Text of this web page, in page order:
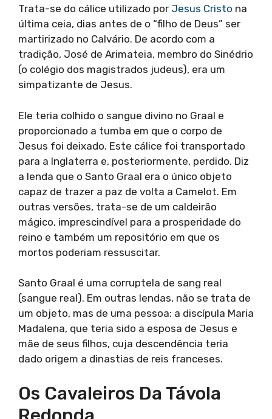
Trata-se do cálice utilizado por Jesus Cristo na
última ceia, dias antes de o “filho de Deus” ser
martirizado no Calvário. De acordo com a
tradição, José de Arimateia, membro do Sinédrio
(o colégio dos magistrados judeus), era um
simpatizante de Jesus.
Ele teria colhido o sangue divino no Graal e
proporcionado a tumba em que o corpo de
Jesus foi deixado. Este cálice foi transportado
para a Inglaterra e, posteriormente, perdido. Diz
a lenda que o Santo Graal era o único objeto
capaz de trazer a paz de volta a Camelot. Em
outras versões, trata-se de um caldeirão
mágico, imprescindível para a prosperidade do
reino e também um repositório em que os
mortos poderiam ressuscitar.
Santo Graal é uma corruptela de sang real
(sangue real). Em outras lendas, não se trata de
um objeto, mas de uma pessoa: a discípula Maria
Madalena, que teria sido a esposa de Jesus e
mãe de seus filhos, cuja descendência teria
dado origem a dinastias de reis franceses.
Os Cavaleiros Da Távola